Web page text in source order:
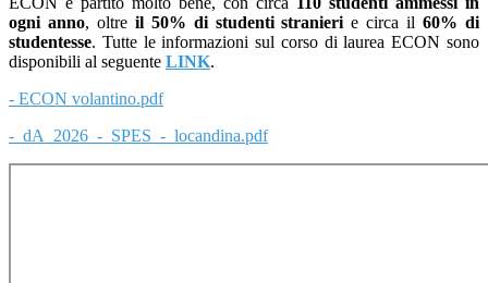
ogni anno, oltre il 50% di studenti stranieri e circa il60% di
studentesse. Tutte le informazioni sul corso di laurea ECON sono
disponibili al seguente LINK.
- ECON volantino.pdf
- dA_2026_-_SPES_-_locandina.pdf